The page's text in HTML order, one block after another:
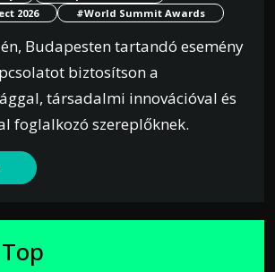
2026
#World Summit Awards
Budapesten tartandó esemény
biztosítson a
társadalmi innovációval és
foglalkozó szereplőknek.